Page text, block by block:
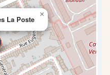
La Poste
×